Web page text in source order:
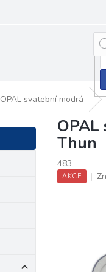
OPAL svatební modrá
Thun
483
AKCE